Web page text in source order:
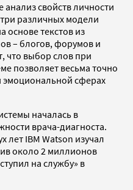
анализ свойств личности
различных модели
основе текстов из
– блогов, форумов и
что выбор слов при
позволяет весьма точно
эмоциональной сферах
началась в
врача-диагноста.
лет IBM Watson изучал
около 2 миллионов
на службу» в